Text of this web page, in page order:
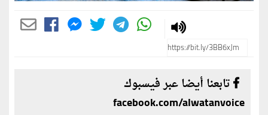
تابعنا أيضا عبر فيسبوك
facebook.com/alwatanvoice